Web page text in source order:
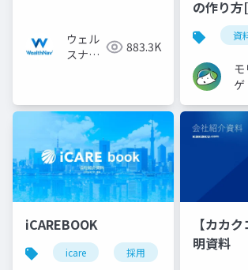
ウェル
スナビ
883.3K
の作り
資
モ
ゲ
iCAREBOOK
icare 採用 カルチャーデ
【カカ
明資料